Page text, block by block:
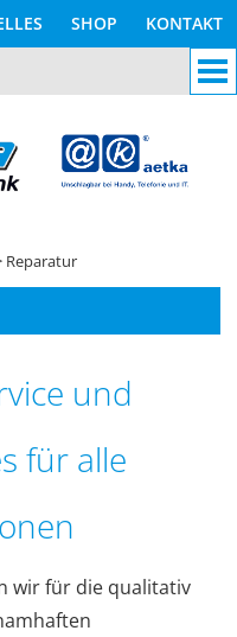
KONTAKT
SHOP
TK-ANLAGEN
ORTUNGSSYSTEME
Reparatur
und
für alle
wir für die qualitativ